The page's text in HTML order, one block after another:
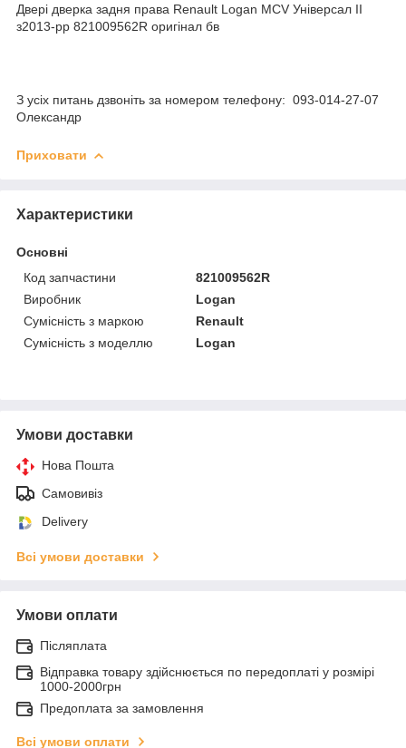
Двері дверка задня права Renault Logan MCV Універсал II
з2013-рр 821009562R оригінал бв
З усіх питань дзвоніть за номером телефону: 093-014-27-07
Олександр
Приховати
Характеристики
Основні
Код запчастини
821009562R
Виробник
Logan
Сумісність з маркою
Renault
Сумісність з моделлю
Logan
Умови доставки
Нова Пошта
Самовивіз
Delivery
Всі умови доставки
Умови оплати
Післяплата
Відправка товару здійснюється по передоплаті у розмірі
1000-2000грн
Предоплата за замовлення
Всі умови оплати